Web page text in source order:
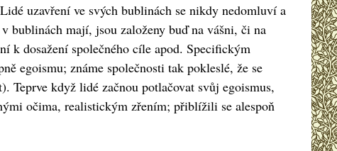
uzavření ve svých bublinách se nikdy nedomluví a
bublinách mají, jsou založeny buď na vášni, či na
k dosažení společného cíle apod. Specifickým
egoismu; známe společnosti tak pokleslé, že se
Teprve když lidé začnou potlačovat svůj egoismus,
očima, realistickým zřením; přiblížili se alespoň